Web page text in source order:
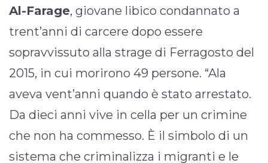
Al-Farage, giovane libico condannato a
trent’anni di carcere dopo essere
sopravvissuto alla strage di Ferragosto del
2015, in cui morirono 49 persone. “Ala
aveva vent’anni quando è stato arrestato.
Da dieci anni vive in cella per un crimine
che non ha commesso. È il simbolo di un
sistema che criminalizza i migranti e le